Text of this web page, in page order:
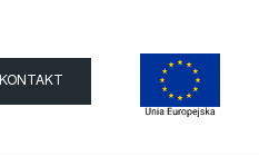
KONTAKT